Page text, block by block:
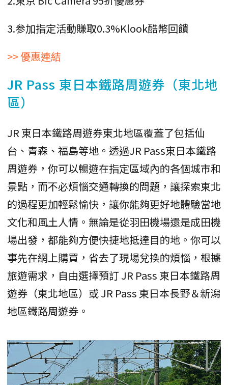
3.参加指定活動賺取0.3%Klook酷幣回饋
>> 優惠連結
JR Pass 東日本鐵路周遊券（東北地
區）
JR 東日本鐵路周遊券東北地區覆蓋了包括仙
台、青森、福島等地。透過JR Pass東日本鐵路
周遊券，你可以暢遊在指定區域內的各個城市和
景點，而不必煩惱交通轉換的問題，讓探索東北
的過程更加輕鬆愉快，讓你能夠更好地體驗當地
文化和風土人情。無論是從羽田機場還是成田機
場出發，都能夠方便快捷地抵達目的地。你可以
事先在網上購買，省去了現場兌換的煩惱，根據
旅遊需求，自由選擇預訂 JR Pass 東日本鐵路周
遊券（東北地區）或 JR Pass 東日本長野＆新潟
地區鐵路周遊券。